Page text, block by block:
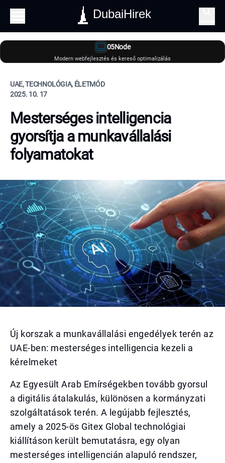
DubaiHirek
05Node
Modern webfejlesztés és kereső optimalizálás
UAE, TECHNOLÓGIA, ÉLETMÓD
2025. 10. 17
Mesterséges intelligencia
gyorsítja a munkavállalási
folyamatokat
Új korszak a munkavállalási engedélyek terén az
UAE-ben: mesterséges intelligencia kezeli a
kérelmeket
Az Egyesült Arab Emírségekben tovább gyorsul
a digitális átalakulás, különösen a kormányzati
szolgáltatások terén. A legújabb fejlesztés,
amely a 2025-ös Gitex Global technológiai
kiállításon került bemutatásra, egy olyan
mesterséges intelligencián alapuló rendszer,